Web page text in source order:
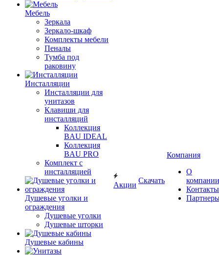
Мебель
Зеркала
Зеркало-шкаф
Комплекты мебели
Пеналы
Тумба под
раковину
Инсталляции
Инсталляции для
унитазов
Клавиши для
инсталляций
Коллекция
BAU IDEAL
Коллекция
BAU PRO
Комплект с
инсталляцией
Душевые уголки и
ограждения
Душевые уголки
Душевые шторки
Душевые кабины
Акции
Скачать
Компания
О
компании
Контакты